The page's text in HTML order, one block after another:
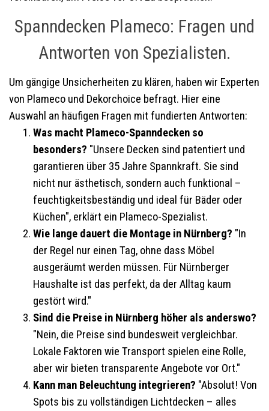
Spanndecken Plameco: Fragen und
Antworten von Spezialisten.
Um gängige Unsicherheiten zu klären, haben wir Experten
von Plameco und Dekorchoice befragt. Hier eine
Auswahl an häufigen Fragen mit fundierten Antworten:
Was macht Plameco-Spanndecken so
besonders? "Unsere Decken sind patentiert und
garantieren über 35 Jahre Spannkraft. Sie sind
nicht nur ästhetisch, sondern auch funktional –
feuchtigkeitsbeständig und ideal für Bäder oder
Küchen", erklärt ein Plameco-Spezialist.
Wie lange dauert die Montage in Nürnberg? "In
der Regel nur einen Tag, ohne dass Möbel
ausgeräumt werden müssen. Für Nürnberger
Haushalte ist das perfekt, da der Alltag kaum
gestört wird."
Sind die Preise in Nürnberg höher als anderswo?
"Nein, die Preise sind bundesweit vergleichbar.
Lokale Faktoren wie Transport spielen eine Rolle,
aber wir bieten transparente Angebote vor Ort."
Kann man Beleuchtung integrieren? "Absolut! Von
Spots bis zu vollständigen Lichtdecken – alles